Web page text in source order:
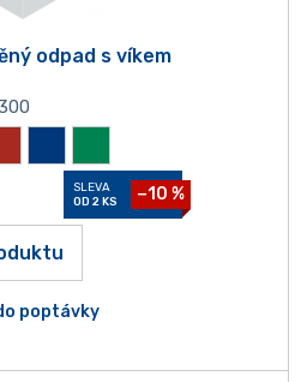
odpad s víkem
SLEVA
OD 2 KS
−10 %
poptávky